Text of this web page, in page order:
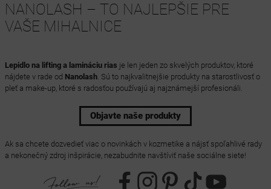
NANOLASH – TO NAJLEPŠIE PRE
VAŠE MIHALNICE
Lepidlo na lifting a lamináciu rias je len jeden zo skvelých produktov, ktoré
nájdete v rade od Nanolash. Sú to najkvalitnejšie produkty na starostlivosť o
pleť a make-up, ktoré s radosťou používajú aj najznámejší profesionáli.
Objavte naše produkty
Ak sa chcete dozvedieť viac o novinkách v kozmetike a nájsť spoľahlivé rady
a nekonečný zdroj inšpirácie, nezabudnite navštíviť naše sociálne siete!